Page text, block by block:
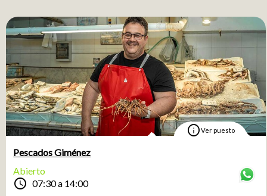
infoVer puesto
Pescados Giménez
Abierto
schedule 07:30 a 14:00